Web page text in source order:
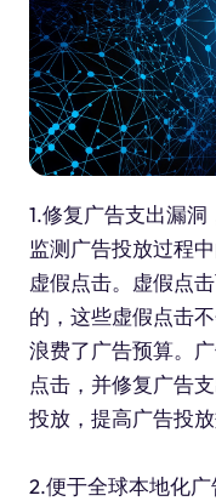
1.修复广告支出漏
监测广告投放过程
虚假点击。虚假点
的，这些虚假点击
浪费了广告预算。
点击，并修复广告
投放，提高广告投放
2.便于全球本地化